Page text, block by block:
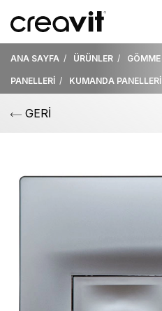
ANA SAYFA ÜRÜNLER
PANELLERİ KUMANDA PANELLERİ
GERİ